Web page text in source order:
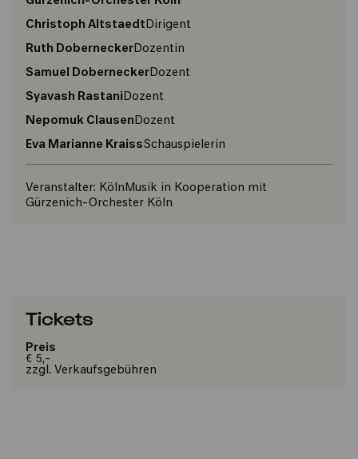
Christoph AltstaedtDirigent
Ruth DoberneckerDozentin
Samuel DoberneckerDozent
Syavash RastaniDozent
Nepomuk ClausenDozent
Eva Marianne KraissSchauspielerin
Veranstalter: KölnMusik in Kooperation mit
Gürzenich-Orchester Köln
Tickets
Preis
€ 5,-
zzgl. Verkaufsgebühren